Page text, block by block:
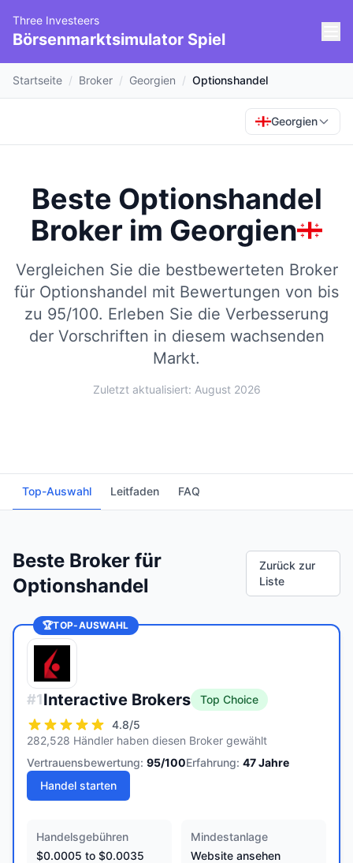
Three Investeers
Börsenmarktsimulator Spiel
Startseite / Broker / Georgien / Optionshandel
Georgien
Beste Optionshandel
Broker im Georgien
Vergleichen Sie die bestbewerteten Broker
für Optionshandel mit Bewertungen von bis
zu 95/100. Erleben Sie die Verbesserung
der Vorschriften in diesem wachsenden
Markt.
Zuletzt aktualisiert: August 2026
Top-Auswahl Leitfaden FAQ
Beste Broker für
Optionshandel
Zurück zur
Liste
🏆TOP-AUSWAHL
#1Interactive Brokers
Top Choice
4.8/5
282,528 Händler haben diesen Broker gewählt
Vertrauensbewertung: 95/100Erfahrung: 47Jahre
Handel starten
Handelsgebühren
$0.0005 to $0.0035
Mindestanlage
Website ansehen